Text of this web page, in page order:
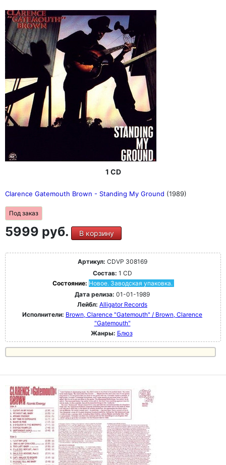
1 CD
Clarence Gatemouth Brown - Standing My Ground (1989)
Под заказ
5999 руб. В корзину
Артикул: CDVP 308169
Состав: 1 CD
Состояние: Новое. Заводская упаковка.
Дата релиза: 01-01-1989
Лейбл: Alligator Records
Исполнители: Brown, Clarence "Gatemouth" / Brown, Clarence
"Gatemouth"
Жанры: Блюз